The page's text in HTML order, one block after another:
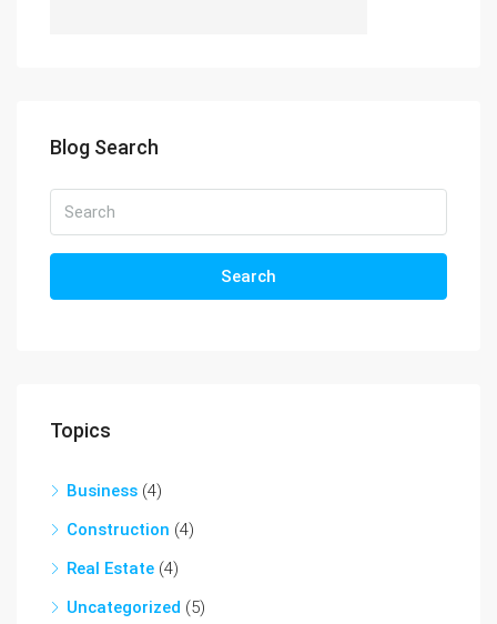
Blog Search
Search
Topics
Business (4)
Construction (4)
Real Estate (4)
Uncategorized (5)